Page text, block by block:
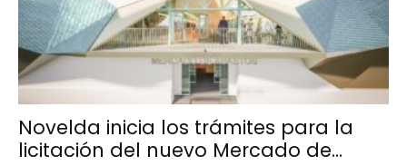
Novelda inicia los trámites para la
licitación del nuevo Mercado de...